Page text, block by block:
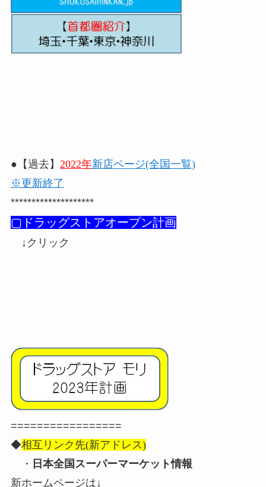
●【過去】 2022年新店ページ(全国一覧)
※更新終了
********************
▢ドラッグストアオープン計画
↓クリック
=================
◆相互リンク先(新アドレス)
・ 日本全国スーパーマーケット情報
新ホームページは↓